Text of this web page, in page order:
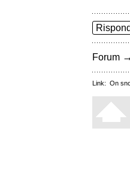
Forum
Link: On